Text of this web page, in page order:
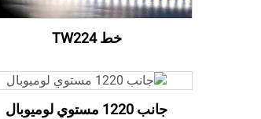
خط TW224
جانب 1220 مستوي لوميوبال